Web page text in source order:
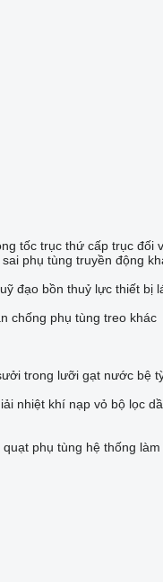
tốc trục thứ cấp trục đối
sai phụ tùng truyền động
đạo bồn thuỷ lực thiết bị
chống phụ tùng treo khác
trong lưỡi gạt nước bệ
nhiệt khí nạp vỏ bộ lọc
quạt phụ tùng hệ thống